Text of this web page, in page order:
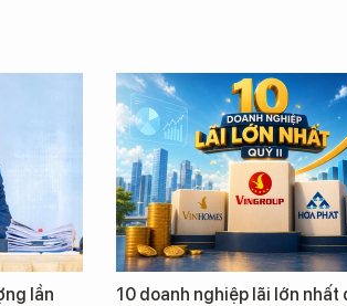
lần
10 doanh nghiệp lãi lớn nhất